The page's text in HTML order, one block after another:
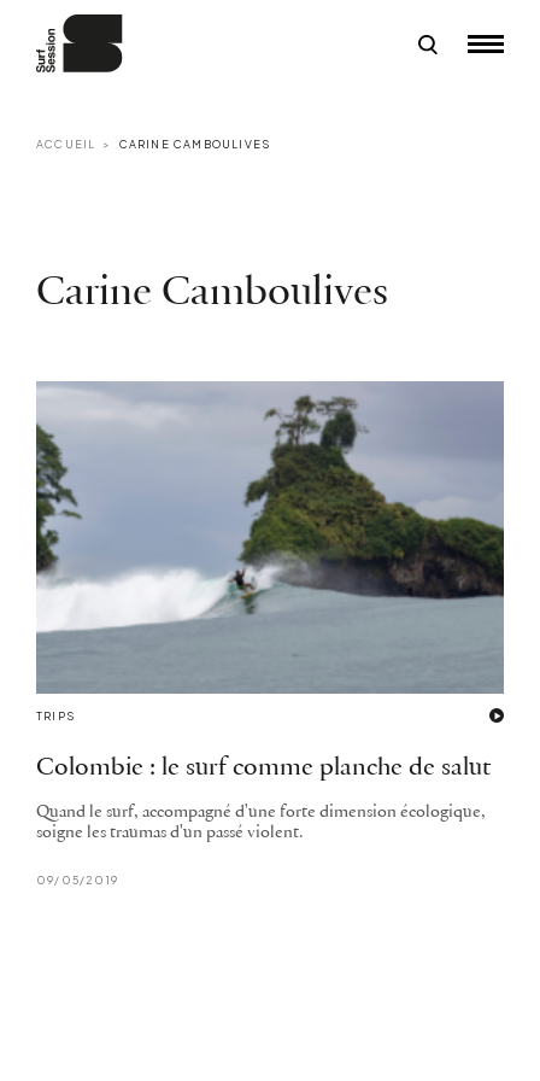
ACCUEIL CARINE CAMBOULIVES
Carine Camboulives
TRIPS
Colombie : le surf comme planche de salut
Quand le surf, accompagné d'une forte dimension écologique,
soigne les traumas d'un passé violent.
09/05/2019